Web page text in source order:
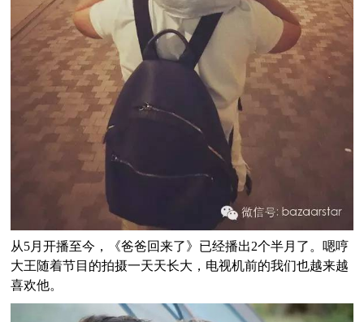
从5月开播至今，《爸爸回来了》已经播出2个半月了。嗯哼
大王随着节目的拍摄一天天长大，电视机前的我们也越来越
喜欢他。